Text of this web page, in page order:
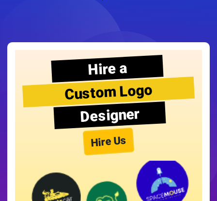
Hire a
Custom Logo
Designer
Hire Us